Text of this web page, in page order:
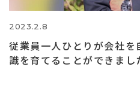
2023.2.8
従業員一人ひとりが会社
識を育てることができまし